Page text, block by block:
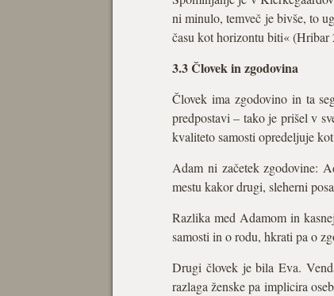
ni minulo, temveč je bivše, to
času kot horizontu biti« (Hribar
3.3 Človek in zgodovina
Človek ima zgodovino in ta
predpostavi – tako je prišel v
kvaliteto samosti opredeljuje
Adam ni začetek zgodovine:
mestu kakor drugi, sleherni
Razlika med Adamom in
samosti in o rodu, hkrati pa o
Drugi človek je bila Eva.
razlaga ženske pa implicira